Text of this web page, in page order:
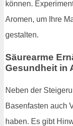
können.
Aromen, um Ihre
gestalten.
Säurearme
Gesundheit in
Neben der
Basenfasten auch
haben. Es gibt